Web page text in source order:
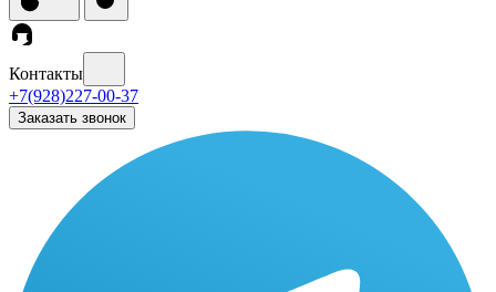
Контакты
+7(928)227-00-37
Заказать звонок